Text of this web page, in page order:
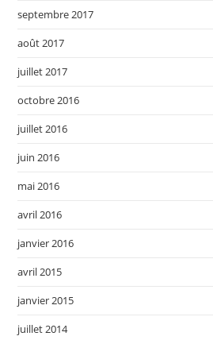
septembre 2017
août 2017
juillet 2017
octobre 2016
juillet 2016
juin 2016
mai 2016
avril 2016
janvier 2016
avril 2015
janvier 2015
juillet 2014